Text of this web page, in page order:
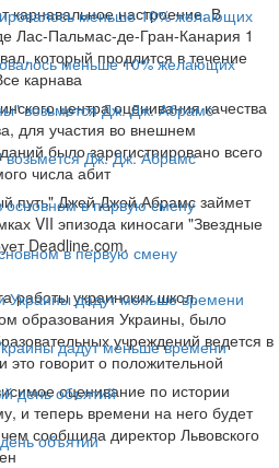
карнавальное настроение. В
Лас-Пальмас-де-Гран-Канария 1
который продлится в течение
карнава
меньше 10% желающих
центра оценивания качества
для участия во внешнем
было зарегистрировано всего
числа абит
Дж. Дж. Абрамс
путь" Джей Джей Абрамс займет
VII эпизода киносаги "Звездные
Deadline.com.
в первую смену
работы украинских школ,
образования Украины, было
учреждений ведется в
говорит о положительной
дадут меньше времени
оценивание по истории
и теперь времени на него будет
сообщила директор Львовского
объятий